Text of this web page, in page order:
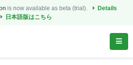
is now available as beta (trial).
Details
日本語版はこちら